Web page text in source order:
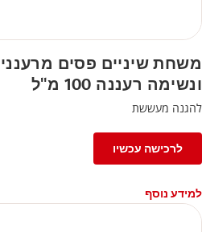
משחת שיניים פסים
ונשימה רעננה 100 מ"ל
להגנה מעששת
לרכישה עכשיו
למידע נוסף